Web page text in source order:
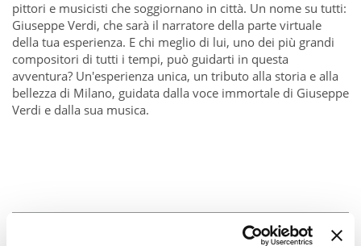
pittori e musicisti che soggiornano in città. Un nome su tutti:
Giuseppe Verdi, che sarà il narratore della parte virtuale
della tua esperienza. E chi meglio di lui, uno dei più grandi
compositori di tutti i tempi, può guidarti in questa
avventura? Un'esperienza unica, un tributo alla storia e alla
bellezza di Milano, guidata dalla voce immortale di Giuseppe
Verdi e dalla sua musica.